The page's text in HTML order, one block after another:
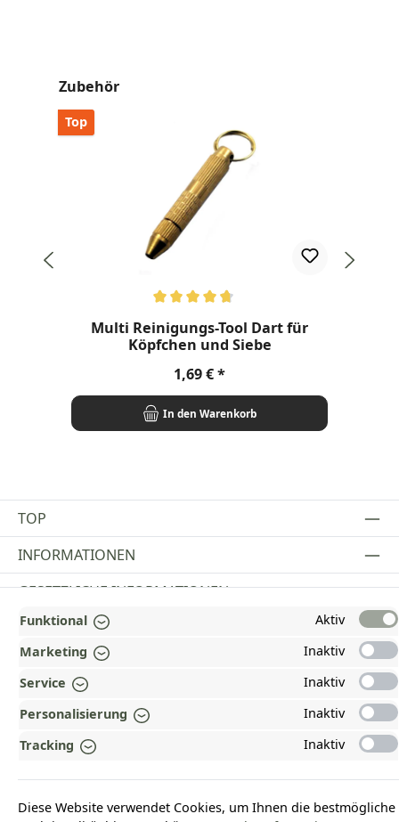
Produktgalerie überspringen
Zubehör
Top
Multi Reinigungs-Tool Dart für
Köpfchen und Siebe
Regulärer Preis:
1,69 €
In den Warenkorb
TOP
Vertrag widerrufen
INFORMATIONEN
GESETZLICHE INFORMATIONEN
ZAHLUNGS- UND VERSANDARTEN
AUSGEZEICHNET UND ZERTIFIZIERT!
UNSERE COMMUNITIES
Funktional
Aktiv
Marketing
Inaktiv
Service
Inaktiv
Personalisierung
Inaktiv
Tracking
Inaktiv
Diese Website verwendet Cookies, um Ihnen die bestmögliche